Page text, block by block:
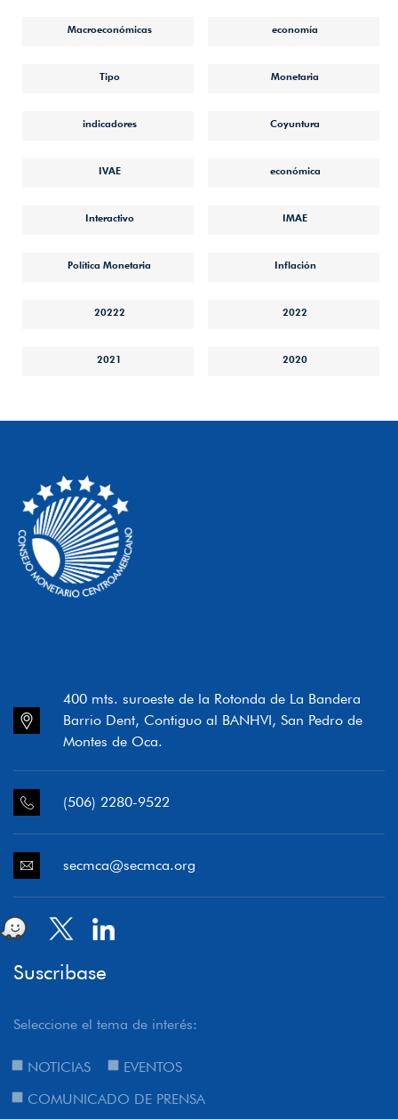
Macroeconómicas economía
Tipo Monetaria
indicadores Coyuntura
IVAE económica
Interactivo IMAE
Política Monetaria Inflación
20222 2022
2021 2020
400 mts. suroeste de la Rotonda de La Bandera
Barrio Dent, Contiguo al BANHVI, San Pedro de
Montes de Oca.
(506) 2280-9522
secmca@secmca.org
Suscribase
Seleccione el tema de interés:
NOTICIAS
EVENTOS
COMUNICADO DE PRENSA